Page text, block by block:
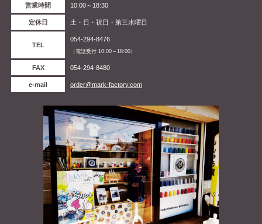
営業時間 10:00～18:30
定休日 土・日・祝日・第三水曜日
TEL
054-294-8476
（電話受付 10:00～18:00）
FAX 054-294-8480
e-mail order@mark-factory.com